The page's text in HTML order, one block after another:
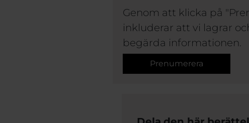
Genom att klicka på
inkluderar att vi lagrar
begärda informationen.
Prenumerera